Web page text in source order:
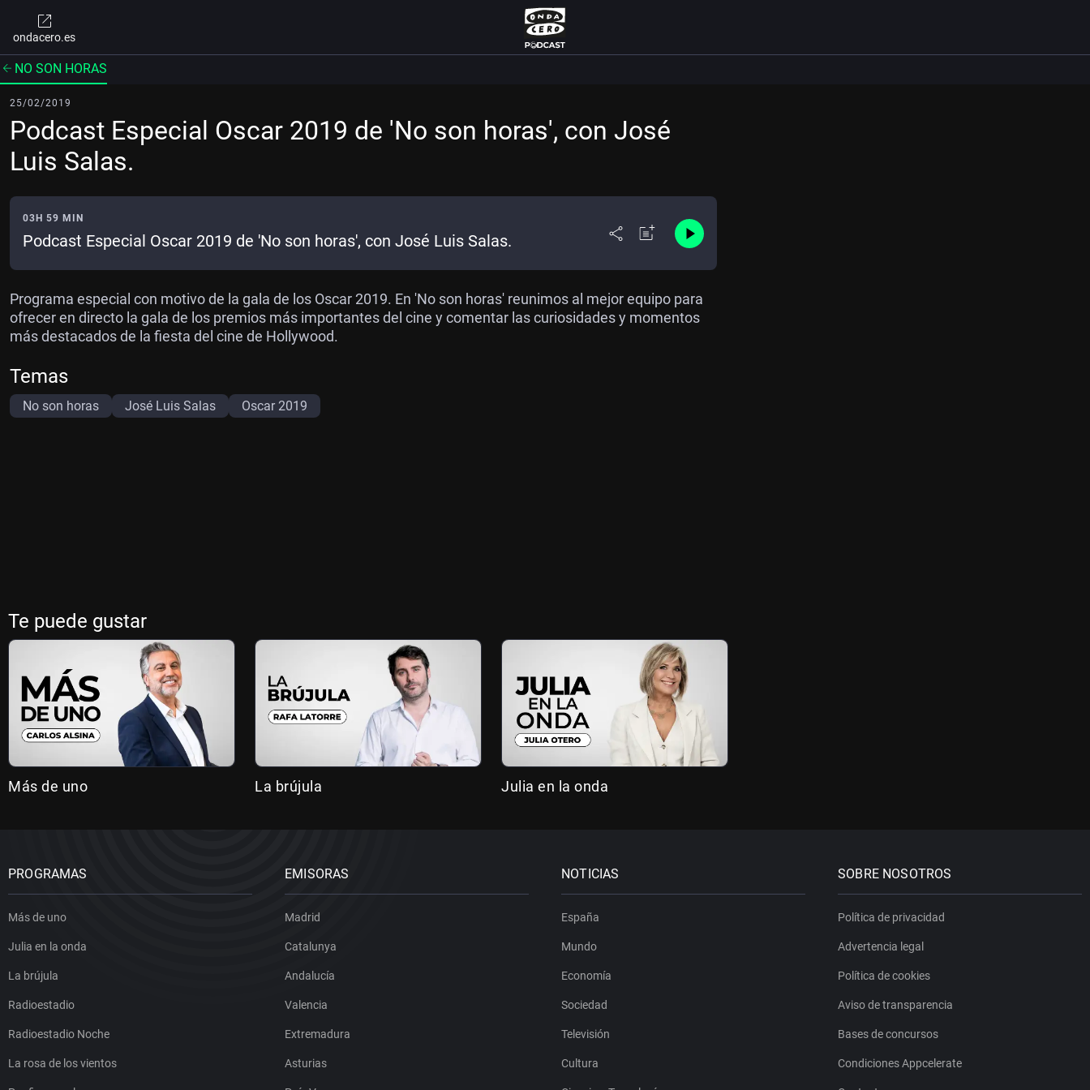
ondacero.es
NO SON HORAS
25/02/2019
Podcast Especial Oscar 2019 de 'No son horas', con José
Luis Salas.
03H 59 MIN
Podcast Especial Oscar 2019 de 'No son horas', con José Luis Salas.
Programa especial con motivo de la gala de los Oscar 2019. En 'No son horas' reunimos al mejor equipo para
ofrecer en directo la gala de los premios más importantes del cine y comentar las curiosidades y momentos
más destacados de la fiesta del cine de Hollywood.
Temas
No son horas José Luis Salas Oscar 2019
Te puede gustar
Más de uno La brújula Julia en la onda
PROGRAMAS
Más de uno
Julia en la onda
La brújula
Radioestadio
Radioestadio Noche
La rosa de los vientos
EMISORAS
Madrid
Catalunya
Andalucía
Valencia
Extremadura
Asturias
NOTICIAS
España
Mundo
Economía
Sociedad
Televisión
Cultura
SOBRE NOSOTROS
Política de privacidad
Advertencia legal
Política de cookies
Aviso de transparencia
Bases de concursos
Condiciones Appcelerate